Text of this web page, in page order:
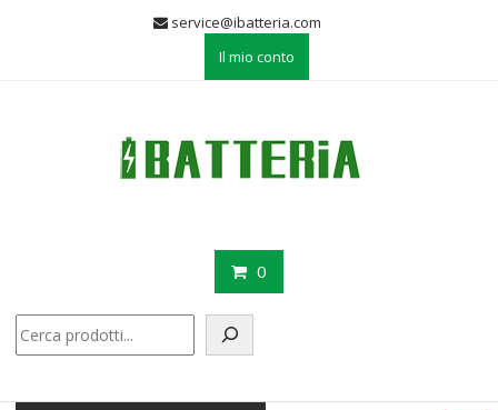
service@ibatteria.com
Il mio conto
0